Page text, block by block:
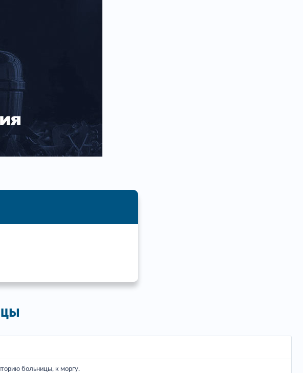
больницы, к моргу.